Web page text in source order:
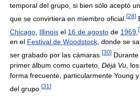
temporal del grupo, si bien sólo aceptó
que se convirtiera en miembro oficial. [28]
Chicago Illinois el 16 de agosto de 1969 [
en el Festival de Woodstock, donde se
ser grabado por las cámaras. [30]
primer álbum como cuarteto, Déjà Vu ,
forma frecuente, particularmente Young
del grupo. [31 ]